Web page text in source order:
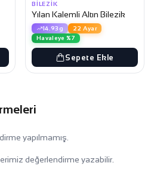
BILEZIK
Yılan Kalemli Altın Bilezik
14.93g
22 Ayar
Havaleye %7
Sepete Ekle
yapılmamış.
değerlendirme yazabilir.